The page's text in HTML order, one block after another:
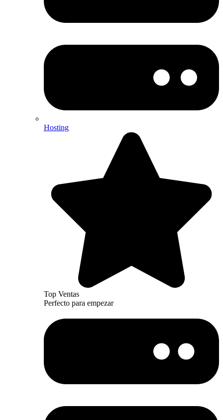
Hosting
Top Ventas
Perfecto para empezar